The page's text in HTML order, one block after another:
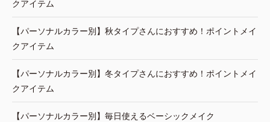
クアイテム
【パーソナルカラー別】秋タイプさんにおすすめ！ポイントメイ
クアイテム
【パーソナルカラー別】冬タイプさんにおすすめ！ポイントメイ
クアイテム
【パーソナルカラー別】毎日使えるベーシックメイク